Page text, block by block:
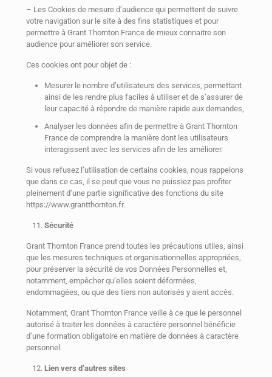
– Les Cookies de mesure d’audience qui permettent de suivre
votre navigation sur le site à des fins statistiques et pour
permettre à Grant Thornton France de mieux connaitre son
audience pour améliorer son service.
Ces cookies ont pour objet de :
Mesurer le nombre d’utilisateurs des services, permettant
ainsi de les rendre plus faciles à utiliser et de s’assurer de
leur capacité à répondre de manière rapide aux demandes,
Analyser les données afin de permettre à Grant Thornton
France de comprendre la manière dont les utilisateurs
interagissent avec les services afin de les améliorer.
Si vous refusez l’utilisation de certains cookies, nous rappelons
que dans ce cas, il se peut que vous ne puissiez pas profiter
pleinement d’une partie significative des fonctions du site
https://www.grantthornton.fr.
Sécurité
Grant Thornton France prend toutes les précautions utiles, ainsi
que les mesures techniques et organisationnelles appropriées,
pour préserver la sécurité de vos Données Personnelles et,
notamment, empêcher qu’elles soient déformées,
endommagées, ou que des tiers non autorisés y aient accès.
Notamment, Grant Thornton France veille à ce que le personnel
autorisé à traiter les données à caractère personnel bénéficie
d’une formation obligatoire en matière de données à caractère
personnel.
Lien vers d’autres sites